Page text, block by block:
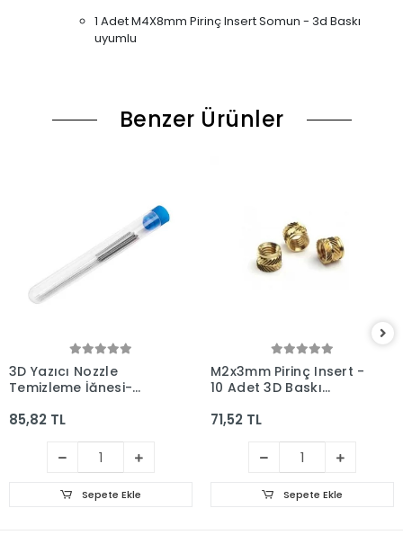
1 Adet M4X8mm Pirinç Insert Somun - 3d Baskı
uyumlu
Benzer Ürünler
3D Yazıcı Nozzle
Temizleme İğnesi-
85,82 TL
Sepete Ekle
M2x3mm Pirinç Insert -
10 Adet 3D Baskı
71,52 TL
Sepete Ekle